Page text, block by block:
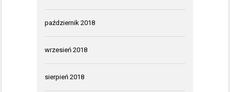
październik 2018
wrzesień 2018
sierpień 2018